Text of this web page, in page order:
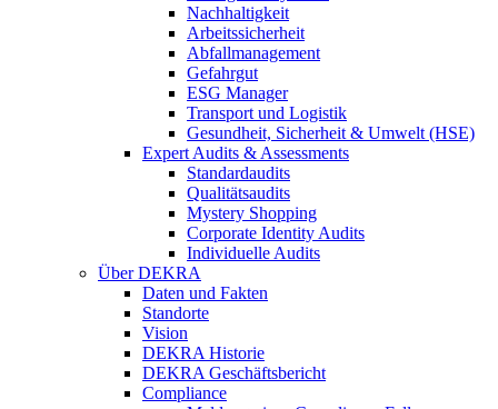
Nachhaltigkeit
Arbeitssicherheit
Abfallmanagement
Gefahrgut
ESG Manager
Transport und Logistik
Gesundheit, Sicherheit & Umwelt (HSE)
Expert Audits & Assessments
Standardaudits
Qualitätsaudits
Mystery Shopping
Corporate Identity Audits
Individuelle Audits
Über DEKRA
Daten und Fakten
Standorte
Vision
DEKRA Historie
DEKRA Geschäftsbericht
Compliance